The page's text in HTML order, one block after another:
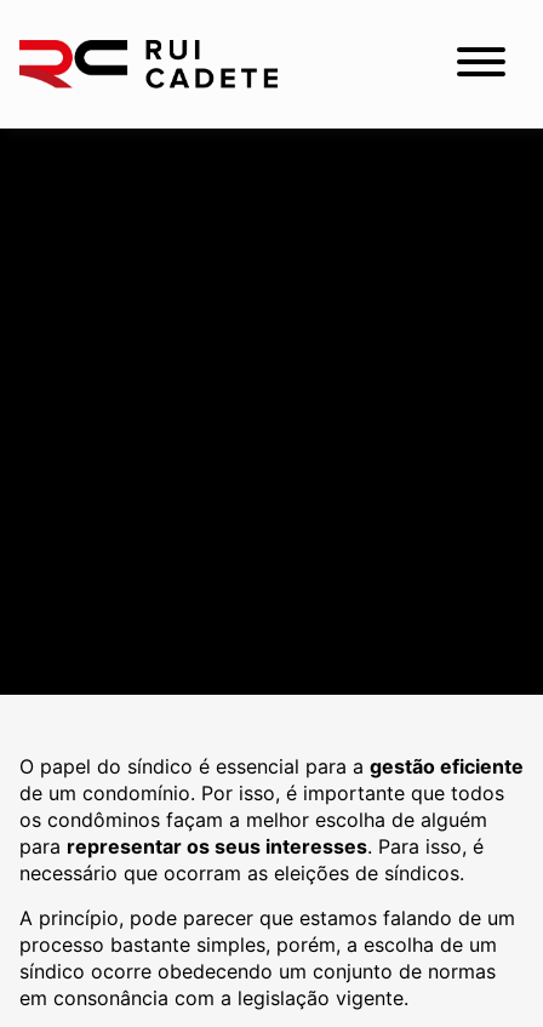
O papel do síndico é essencial para a gestão eficiente
de um condomínio. Por isso, é importante que todos
os condôminos façam a melhor escolha de alguém
para representar os seus interesses. Para isso, é
necessário que ocorram as eleições de síndicos.
A princípio, pode parecer que estamos falando de um
processo bastante simples, porém, a escolha de um
síndico ocorre obedecendo um conjunto de normas
em consonância com a legislação vigente.